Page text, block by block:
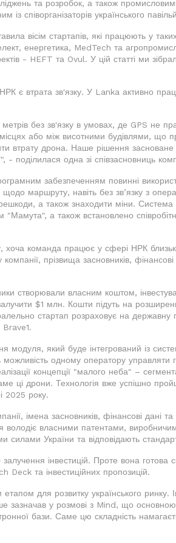
та розробок, а також
співорганізаторів українського
вісім стартапів, які працюють у
енергетика, MedTech та
- HEFT та Ovul. У цій статті ми
є втрата зв'язку. У Lanka активно
без зв'язку в умовах, де GPS не
або між висотними будівлями, що
втрату дрона. Наше рішення засноване
- поділилася одна зі співзасновниць
забезпеченням повинні
щодо маршруту, навіть без зв’язку з
а також знаходити міни.
"Мамута", а також встановлено
хоча команда працює у сфері НРК
прізвища засновників, фінансові
створювали власним коштом,
$1 млн. Кошти підуть на
стартап розраховує на державну
Brave1.
який буде інтегрований із
можливість одному оператору
концепції "малого неба" –
ці дрони. Технологія вже успішно
2025 року.
імена засновників, фінансові дані
власними патентами,
силами України та відповідають
інвестицій. Проте вона готова
Deck та інвестиційних пропозицій.
для розвитку українського ринку.
зазначав у розмові з Mind, що
бази. Саме цю складність